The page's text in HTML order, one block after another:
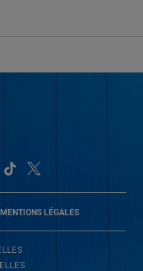
MENTIONS LÉGALES